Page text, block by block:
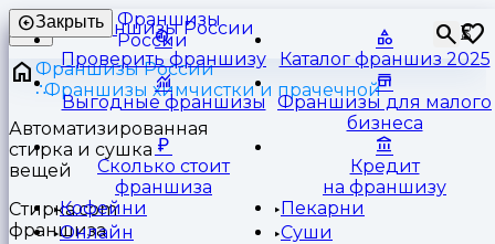
Франшизы
России
⏳
Закрыть
Проверить франшизу Каталог франшиз 2025
Выгодные франшизы Франшизы для малого
бизнеса
Сколько стоит
франшиза
Кредит
на франшизу
Кофейни
Пекарни
Онлайн
Суши
Франшизы России
Франшизы химчистки и прачечной
Автоматизированная
стирка и сушка
вещей
Стирка.com
франшиза